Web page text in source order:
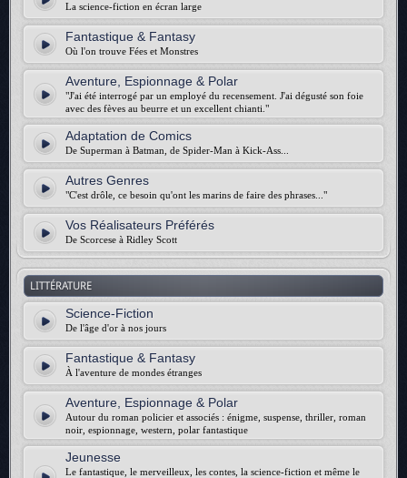
La science-fiction en écran large
Fantastique & Fantasy
Où l'on trouve Fées et Monstres
Aventure, Espionnage & Polar
"J'ai été interrogé par un employé du recensement. J'ai dégusté son foie
avec des fèves au beurre et un excellent chianti."
Adaptation de Comics
De Superman à Batman, de Spider-Man à Kick-Ass...
Autres Genres
"C'est drôle, ce besoin qu'ont les marins de faire des phrases..."
Vos Réalisateurs Préférés
De Scorcese à Ridley Scott
LITTÉRATURE
Science-Fiction
De l'âge d'or à nos jours
Fantastique & Fantasy
À l'aventure de mondes étranges
Aventure, Espionnage & Polar
Autour du roman policier et associés : énigme, suspense, thriller, roman
noir, espionnage, western, polar fantastique
Jeunesse
Le fantastique, le merveilleux, les contes, la science-fiction et même le